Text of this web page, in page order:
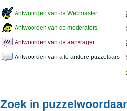
Antwoorden van de Webmaster
Antwoorden van de moderators
Antwoorden van de aanvrager
Antwoorden van alle andere puzzelaars
Zoek in